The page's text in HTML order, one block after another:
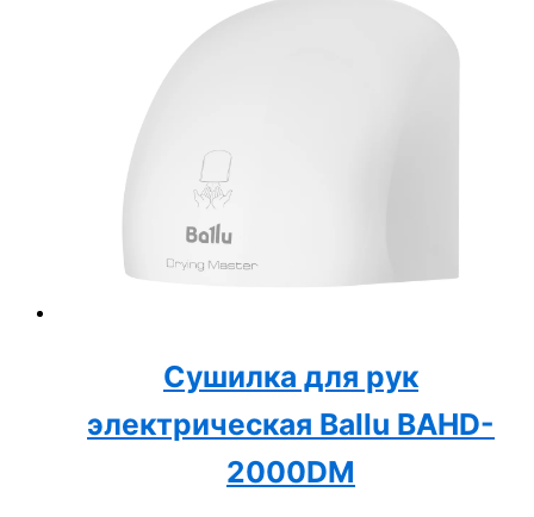
Сушилка для рук
электрическая Ballu BAHD-
2000DM